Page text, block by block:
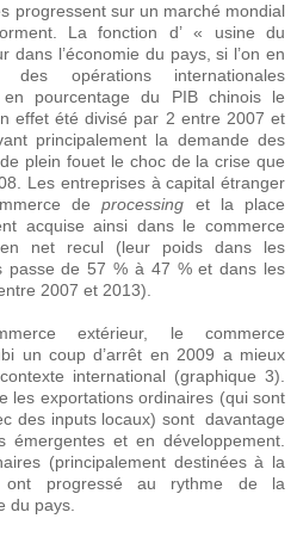
progressent sur un marché mondial
La fonction d’ « usine du
dans l’économie du pays, si l’on en
opérations internationales
pourcentage du PIB chinois le
effet été divisé par 2 entre 2007 et
principalement la demande des
plein fouet le choc de la crise que
Les entreprises à capital étranger
deprocessing et la place
acquise ainsi dans le commerce
net recul (leur poids dans les
passe de 57 % à 47 % et dans les
2007 et 2013).
extérieur, le commerce
un coup d’arrêt en 2009 a mieux
international (graphique 3).
les exportations ordinaires (qui sont
des inputs locaux) sont davantage
émergentes et en développement.
(principalement destinées à la
ont progressé au rythme de la
du pays.